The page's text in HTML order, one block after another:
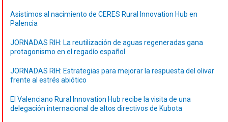
Asistimos al nacimiento de CERES Rural Innovation Hub en
Palencia
JORNADAS RIH: La reutilización de aguas regeneradas gana
protagonismo en el regadío español
JORNADAS RIH: Estrategias para mejorar la respuesta del olivar
frente al estrés abiótico
El Valenciano Rural Innovation Hub recibe la visita de una
delegación internacional de altos directivos de Kubota